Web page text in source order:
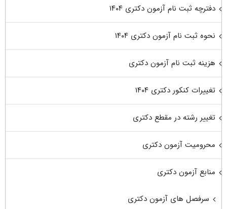
دفترچه ثبت نام آزمون دکتری ۱۴۰۴
نحوه ثبت نام آزمون دکتری ۱۴۰۴
هزینه ثبت نام آزمون دکتری
تغییرات کنکور دکتری ۱۴۰۴
تغییر رشته در مقطع دکتری
محرومیت آزمون دکتری
منابع آزمون دکتری
سرفصل های آزمون دکتری